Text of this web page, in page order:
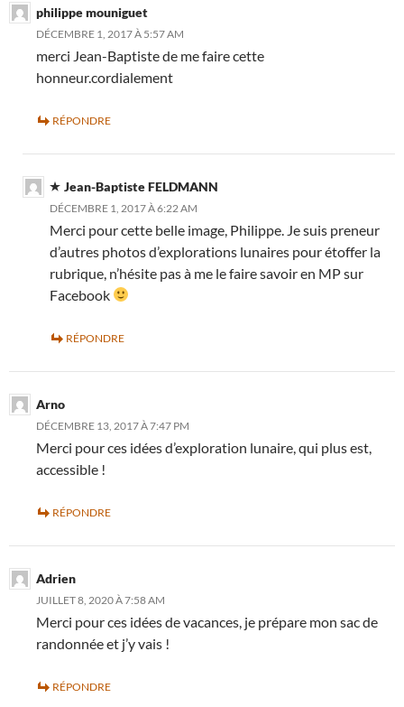
philippe mouniguet
DÉCEMBRE 1, 2017 À 5:57 AM
merci Jean-Baptiste de me faire cette
honneur.cordialement
RÉPONDRE
Jean-Baptiste FELDMANN
DÉCEMBRE 1, 2017 À 6:22 AM
Merci pour cette belle image, Philippe. Je suis preneur
d’autres photos d’explorations lunaires pour étoffer la
rubrique, n’hésite pas à me le faire savoir en MP sur
Facebook
RÉPONDRE
Arno
DÉCEMBRE 13, 2017 À 7:47 PM
Merci pour ces idées d’exploration lunaire, qui plus est,
accessible !
RÉPONDRE
Adrien
JUILLET 8, 2020 À 7:58 AM
Merci pour ces idées de vacances, je prépare mon sac de
randonnée et j’y vais !
RÉPONDRE